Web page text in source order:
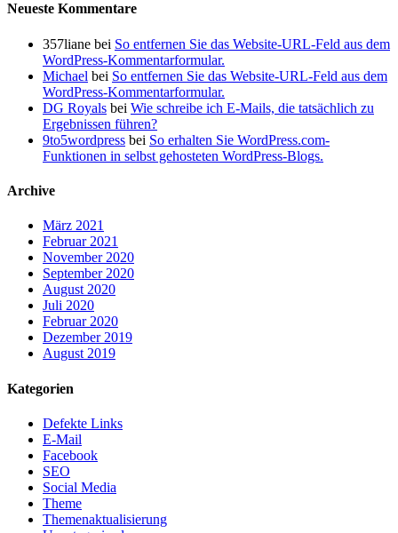
Neueste Kommentare
357liane bei So entfernen Sie das Website-URL-Feld aus dem
WordPress-Kommentarformular.
Michael bei So entfernen Sie das Website-URL-Feld aus dem
WordPress-Kommentarformular.
DG Royals bei Wie schreibe ich E-Mails, die tatsächlich zu
Ergebnissen führen?
9to5wordpress bei So erhalten Sie WordPress.com-
Funktionen in selbst gehosteten WordPress-Blogs.
Archive
März 2021
Februar 2021
November 2020
September 2020
August 2020
Juli 2020
Februar 2020
Dezember 2019
August 2019
Kategorien
Defekte Links
E-Mail
Facebook
SEO
Social Media
Theme
Themenaktualisierung